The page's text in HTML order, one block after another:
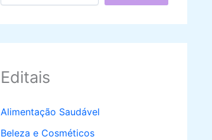
Editais
Alimentação Saudável
Beleza e Cosméticos